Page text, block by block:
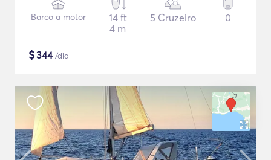
Barco a motor
14 ft
4 m
5 Cruzeiro 0
$344/dia